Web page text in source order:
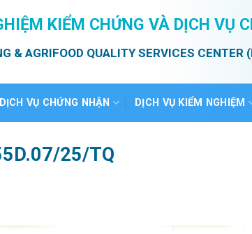
KIỂM CHỨNG VÀ DỊCH VỤ
& AGRIFOOD QUALITY SERVICES CENTER
DỊCH VỤ CHỨNG NHẬN DỊCH VỤ KIỂM NGHIỆM
25/TQ